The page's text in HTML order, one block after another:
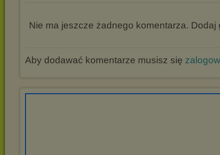
Nie ma jeszcze żadnego komentarza. Dodaj
Aby dodawać komentarze musisz się